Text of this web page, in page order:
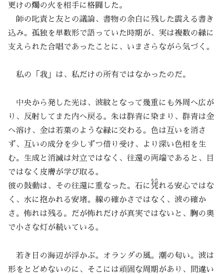
更けの燭の火を相手に格闘した。
師の叱責と友との議論、書物の余白に残した震える書き
込み。孤独を単数形で語っていた時期が、実は複数の縁に
支えられた合唱であったことに、いまさらながら気づく。
私の「我」は、私だけの所有ではなかったのだ。
中央から発した光は、波紋となって幾重にも外周へ広が
り、反射してまた内へ戻る。朱は群青に染まり、群青は金
へ溶け、金は若葉のような緑に交わる。色は互いを消さ
ず、互いの成分を少しずつ借り受け、より深い色相を生
む。生成と消滅は対立ではなく、往還の両端であると、目
ではなく皮膚が学び取る。
彼の鼓動は、その往還に重なった。石に凭
もた
れる安心ではな
く、水に抱かれる安堵。線の確かさではなく、波の確か
さ。怖れは残る。だが怖れだけが真実ではないと、胸の奥
で小さな灯が続いている。
若き日の海辺が浮かぶ。オランダの風。潮の匂い。波は
形をとどめないのに、そこには頑固な周期があり、間違い